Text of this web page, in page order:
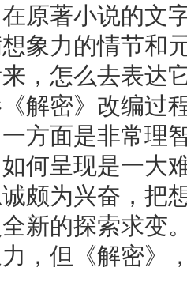
原著小说的文
象力的情节和
，怎么去表达
解密》改编过
方面是非常理
何呈现是一大
颇为兴奋，把
新的探索求变
，但《解密》